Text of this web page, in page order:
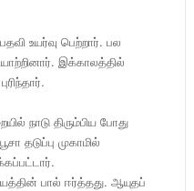
உயர்வு பெற்றார். பல
இக்காலத்தில்
நாடு திரும்பிய போது
தடுப்பு முகாமில்
பால் ஈர்த்தது. ஆயுதப்